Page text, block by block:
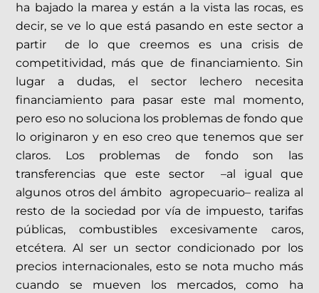
ha bajado la marea y están a la vista las rocas, es
decir, se ve lo que está pasando en este sector a
partir de lo que creemos es una crisis de
competitividad, más que de financiamiento. Sin
lugar a dudas, el sector lechero necesita
financiamiento para pasar este mal momento,
pero eso no soluciona los problemas de fondo que
lo originaron y en eso creo que tenemos que ser
claros. Los problemas de fondo son las
transferencias que este sector –al igual que
algunos otros del ámbito agropecuario– realiza al
resto de la sociedad por vía de impuesto, tarifas
públicas, combustibles excesivamente caros,
etcétera. Al ser un sector condicionado por los
precios internacionales, esto se nota mucho más
cuando se mueven los mercados, como ha